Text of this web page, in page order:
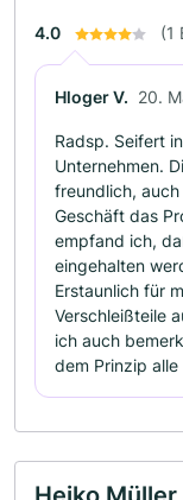
4.0 (1
Hloger V. 20.
Radsp. Seifert
Unternehmen.
freundlich,
Geschäft das
empfand ich,
eingehalten
Erstaunlich für
Verschleißteile
ich auch
dem Prinzip